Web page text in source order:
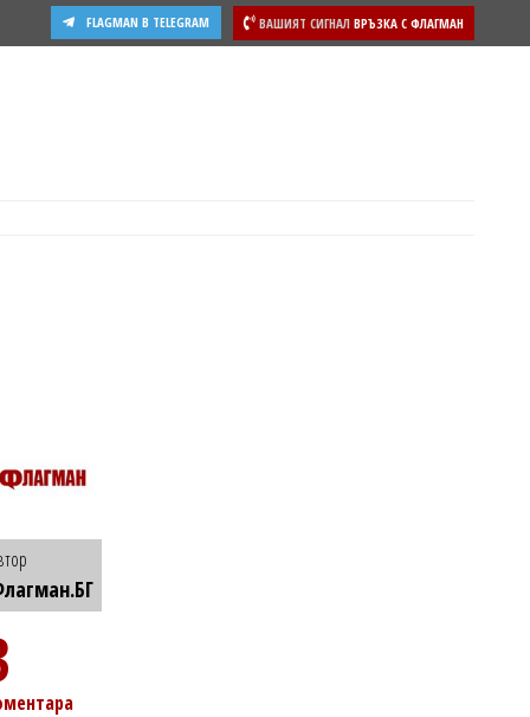
ВАШИЯТ СИГНАЛ ВРЪЗКА С ФЛАГМАН
FLAGMAN В TELEGRAM